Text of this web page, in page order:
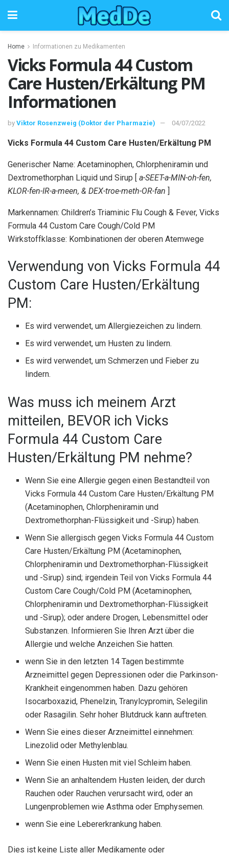
Home Informationen zu Medikamenten
Vicks Formula 44 Custom
Care Husten/Erkältung PM
Informationen
by Viktor Rosenzweig (Doktor der Pharmazie) 04/07/2022
Vicks Formula 44 Custom Care Husten/Erkältung PM
Generischer Name: Acetaminophen, Chlorpheniramin und
Dextromethorphan Liquid und Sirup [ a-SEET-a-MIN-oh-fen,
KLOR-fen-IR-a-meen, & DEX-troe-meth-OR-fan ]
Markennamen: Children’s Triaminic Flu Cough & Fever, Vicks
Formula 44 Custom Care Cough/Cold PM
Wirkstoffklasse: Kombinationen der oberen Atemwege
Verwendung von Vicks Formula 44
Custom Care Husten/Erkältung
PM:
Es wird verwendet, um Allergiezeichen zu lindern.
Es wird verwendet, um Husten zu lindern.
Es wird verwendet, um Schmerzen und Fieber zu
lindern.
Was muss ich meinem Arzt
mitteilen, BEVOR ich Vicks
Formula 44 Custom Care
Husten/Erkältung PM nehme?
Wenn Sie eine Allergie gegen einen Bestandteil von
Vicks Formula 44 Custom Care Husten/Erkältung PM
(Acetaminophen, Chlorpheniramin und
Dextromethorphan-Flüssigkeit und -Sirup) haben.
Wenn Sie allergisch gegen Vicks Formula 44 Custom
Care Husten/Erkältung PM (Acetaminophen,
Chlorpheniramin und Dextromethorphan-Flüssigkeit
und -Sirup) sind; irgendein Teil von Vicks Formula 44
Custom Care Cough/Cold PM (Acetaminophen,
Chlorpheniramin und Dextromethorphan-Flüssigkeit
und -Sirup); oder andere Drogen, Lebensmittel oder
Substanzen. Informieren Sie Ihren Arzt über die
Allergie und welche Anzeichen Sie hatten.
wenn Sie in den letzten 14 Tagen bestimmte
Arzneimittel gegen Depressionen oder die Parkinson-
Krankheit eingenommen haben. Dazu gehören
Isocarboxazid, Phenelzin, Tranylcypromin, Selegilin
oder Rasagilin. Sehr hoher Blutdruck kann auftreten.
Wenn Sie eines dieser Arzneimittel einnehmen:
Linezolid oder Methylenblau.
Wenn Sie einen Husten mit viel Schleim haben.
Wenn Sie an anhaltendem Husten leiden, der durch
Rauchen oder Rauchen verursacht wird, oder an
Lungenproblemen wie Asthma oder Emphysemen.
wenn Sie eine Lebererkrankung haben.
Dies ist keine Liste aller Medikamente oder